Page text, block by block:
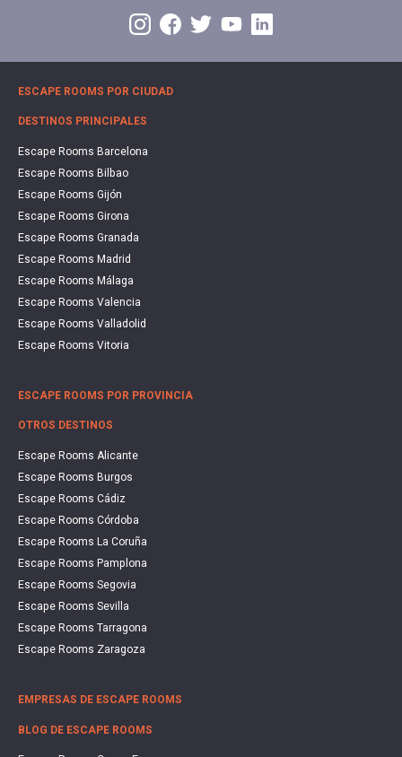
ESCAPE ROOMS POR CIUDAD
DESTINOS PRINCIPALES
Escape Rooms Barcelona
Escape Rooms Bilbao
Escape Rooms Gijón
Escape Rooms Girona
Escape Rooms Granada
Escape Rooms Madrid
Escape Rooms Málaga
Escape Rooms Valencia
Escape Rooms Valladolid
Escape Rooms Vitoria
ESCAPE ROOMS POR PROVINCIA
OTROS DESTINOS
Escape Rooms Alicante
Escape Rooms Burgos
Escape Rooms Cádiz
Escape Rooms Córdoba
Escape Rooms La Coruña
Escape Rooms Pamplona
Escape Rooms Segovia
Escape Rooms Sevilla
Escape Rooms Tarragona
Escape Rooms Zaragoza
EMPRESAS DE ESCAPE ROOMS
BLOG DE ESCAPE ROOMS